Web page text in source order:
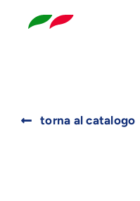
torna al catalogo
for: